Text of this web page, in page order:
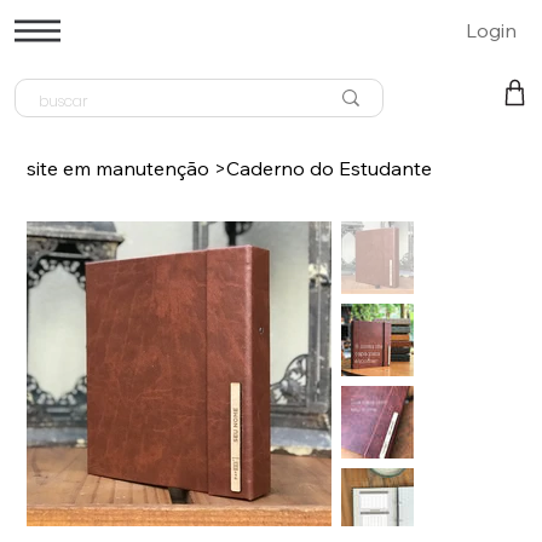
Login
site em manutenção >Caderno do Estudante